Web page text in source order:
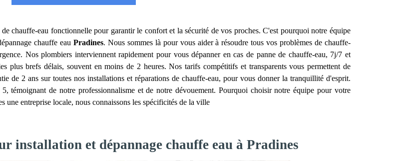
chauffe-eau fonctionnelle pour garantir le confort et la sécurité de vos proches. C'est pourquoi notre équipe
chauffe eauPradines. Nous sommes là pour vous aider à résoudre tous vos problèmes de chauffe-
Nos plombiers interviennent rapidement pour vous dépanner en cas de panne de chauffe-eau, 7j/7 et
plus brefs délais, souvent en moins de 2 heures. Nos tarifs compétitifs et transparents vous permettent de
de 2 ans sur toutes nos installations et réparations de chauffe-eau, pour vous donner la tranquillité d'esprit.
témoignant de notre professionnalisme et de notre dévouement. Pourquoi choisir notre équipe pour votre
une entreprise locale, nous connaissons les spécificités de la ville
installation et dépannage chauffe eau à Pradines